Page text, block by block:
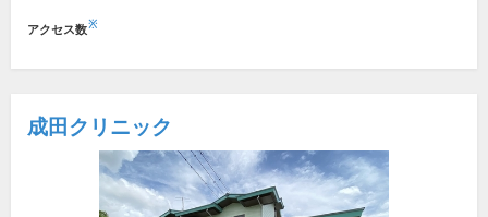
アクセス数※
成田クリニック